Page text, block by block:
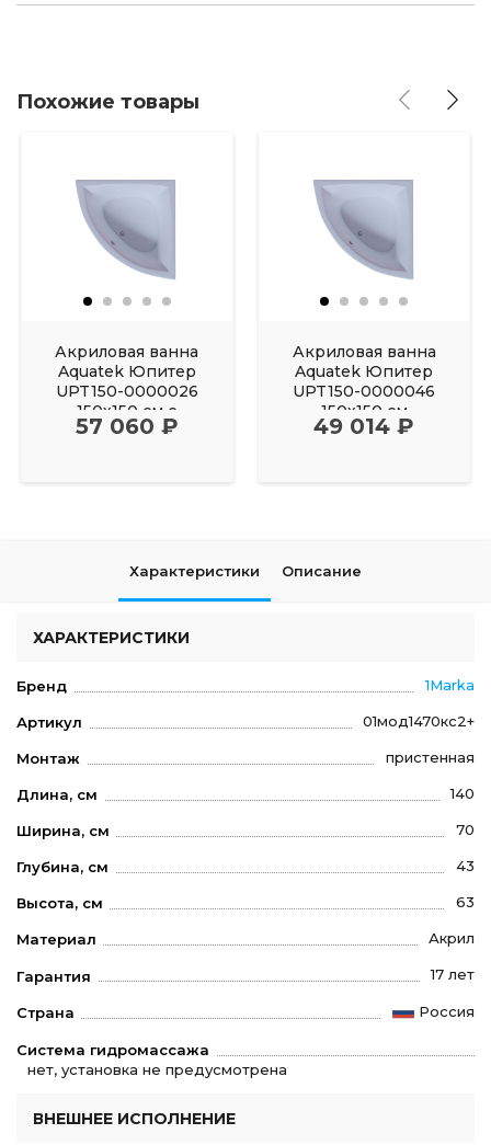
Похожие товары
Акриловая ванна
Aquatek Юпитер
UPT150-0000026
150х150 см с
фронтальным
57 060 ₽
Акриловая ванна
Aquatek Юпитер
UPT150-0000046
150х150 см
49 014 ₽
Характеристики Описание
ХАРАКТЕРИСТИКИ
Бренд 1Marka
Артикул 01мод1470кс2+
Монтаж пристенная
Длина, см 140
Ширина, см 70
Глубина, см 43
Высота, см 63
Материал Акрил
Гарантия 17 лет
Страна Россия
Система гидромассажа
нет, установка не предусмотрена
ВНЕШНЕЕ ИСПОЛНЕНИЕ